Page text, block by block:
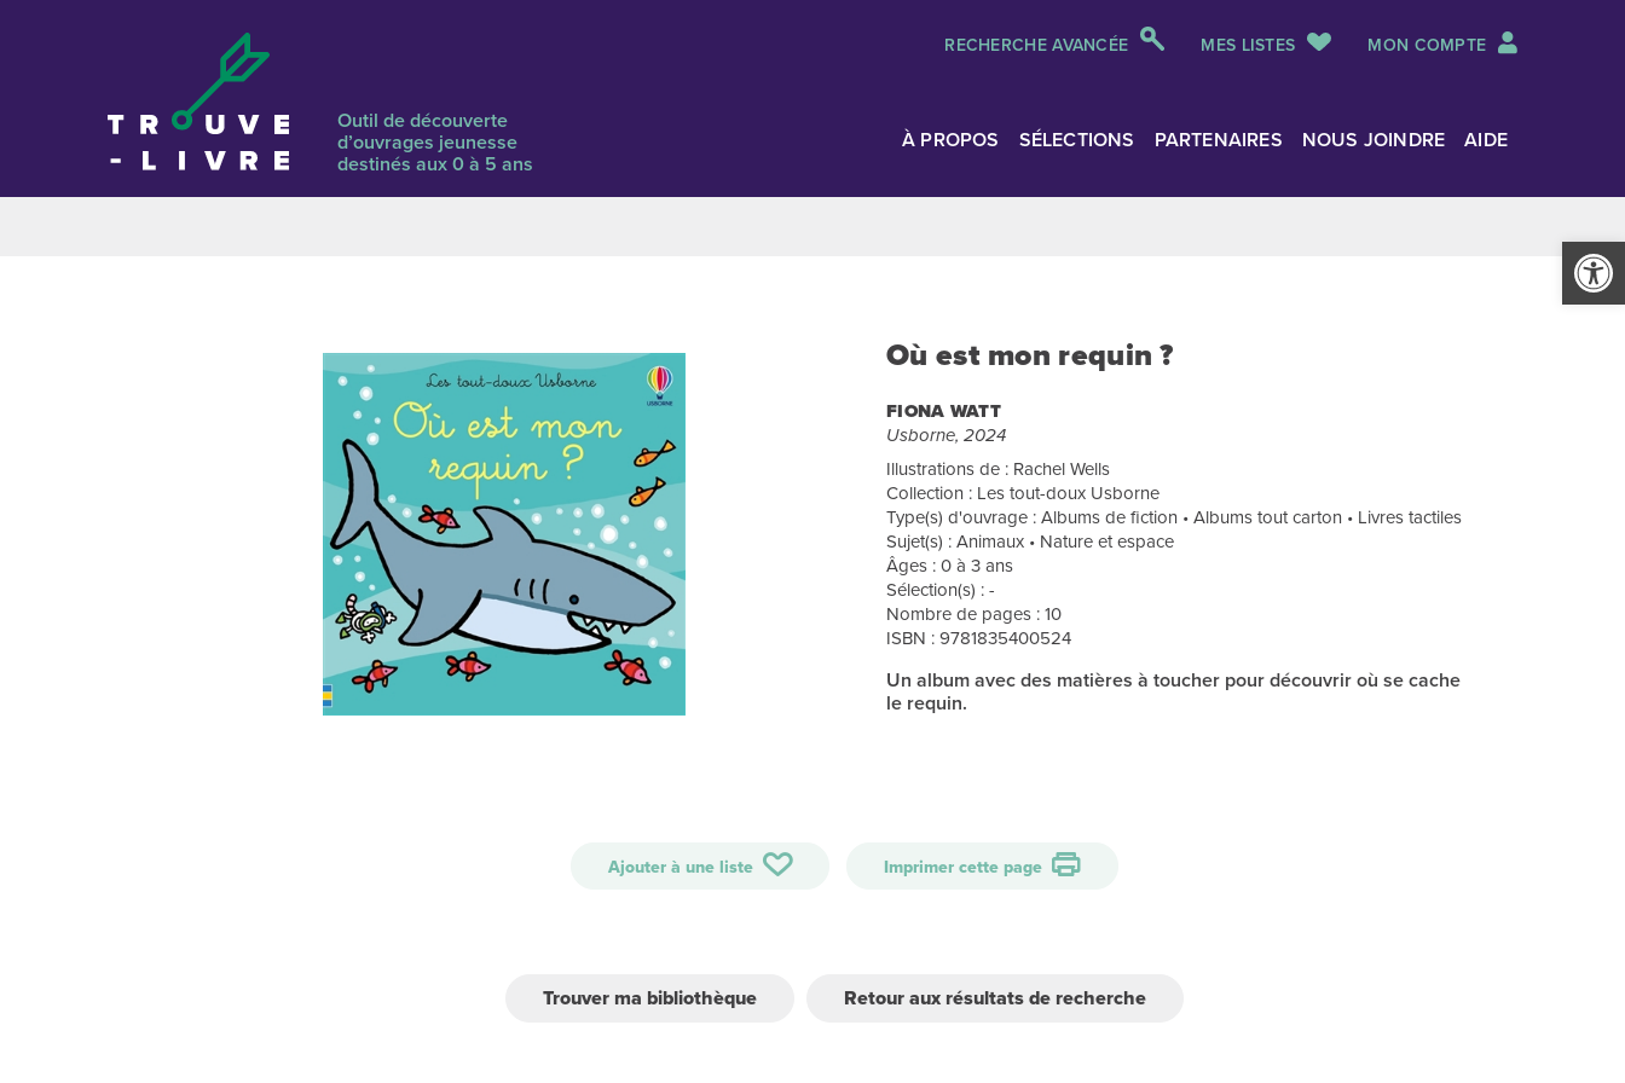
Ouvrir
RECHERCHE AVANCÉE MES LISTES MON COMPTE
Outil de découverte
d’ouvrages jeunesse
destinés aux 0 à 5 ans
À PROPOS SÉLECTIONS PARTENAIRES NOUS JOINDRE AIDE
Où est mon requin ?
FIONA WATT
Usborne, 2024
Illustrations de : Rachel Wells
Collection : Les tout-doux Usborne
Type(s) d'ouvrage : Albums de fiction • Albums tout carton • Livres tactiles
Sujet(s) : Animaux • Nature et espace
Âges : 0 à 3 ans
Sélection(s) : -
Nombre de pages : 10
ISBN : 9781835400524
Un album avec des matières à toucher pour découvrir où se cache
le requin.
Ajouter à une liste Imprimer cette page
Trouver ma bibliothèque Retour aux résultats de recherche